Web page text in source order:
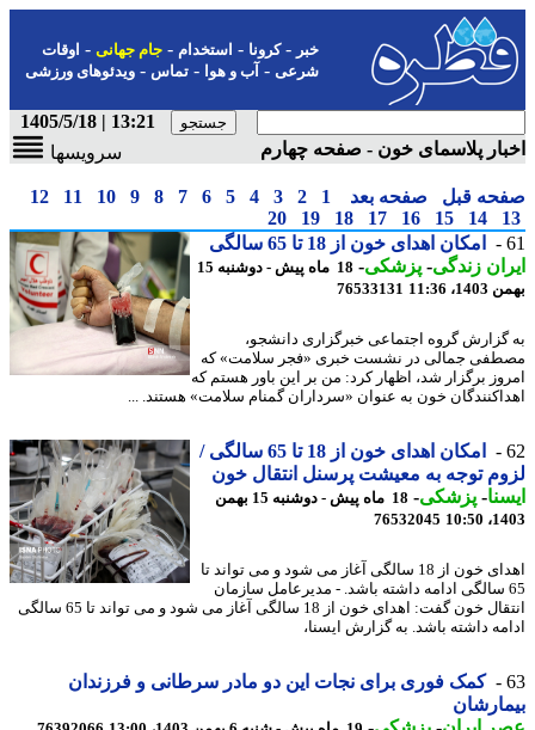
-کرونا-استخدام- جام جهانی-اوقات
شرعی-آب و هوا-تماس-ویدئوهای ورزشی
13:21 | 1405/5/18
پلاسمای خون - صفحه چهارم
سرویسها
قبل صفحه بعد 1
2
3
4
5
6
7
8
9
10
11
12
14
15
16
17
18
19
20
امکان اهدای خون از 18 تا 65 سالگی
زندگی-پزشکی-
18 ماه پیش - دوشنبه 15
11:36
76533131
گروه اجتماعی خبرگزاری دانشجو،
جمالی در نشست خبری «فجر سلامت» که
برگزار شد، اظهار کرد: من بر این باور هستم که
خون به عنوان «سرداران گمنام سلامت» هستند. ...
امکان اهدای خون از 18 تا 65 سالگی /
توجه به معیشت پرسنل انتقال خون
-پزشکی-
18 ماه پیش - دوشنبه 15 بهمن
76532045
اهدای خون از 18 سالگی آغاز می شود و می تواند تا
سالگی ادامه داشته باشد. - مدیرعامل سازمان
انتقال خون گفت: اهدای خون از 18 سالگی آغاز می شود و می تواند تا 65 سالگی
داشته باشد. به گزارش ایسنا،
کمک فوری برای نجات این دو مادر سرطانی و فرزندان